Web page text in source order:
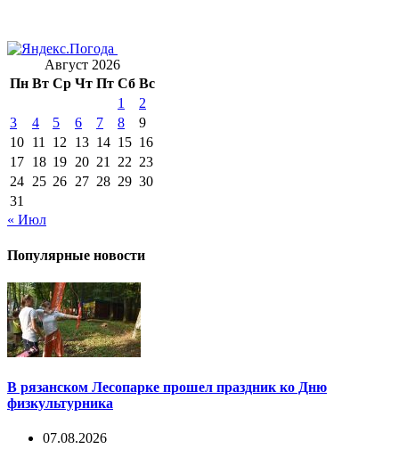
Август 2026
Пн Вт Ср Чт Пт Сб Вс
1
2
3
4 5 6 7 8
9
10 11 12 13 14 15 16
17 18 19 20 21 22 23
24 25 26 27 28 29 30
31
« Июл
Популярные новости
В рязанском Лесопарке прошел праздник ко Дню
физкультурника
07.08.2026